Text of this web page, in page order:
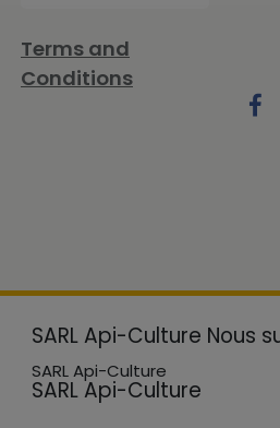
Terms and
Conditions
SARL Api-Culture Nous
SARL Api-Culture
SARL Api-Culture